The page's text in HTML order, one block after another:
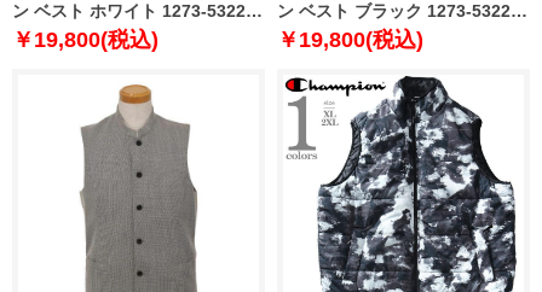
ン ベスト ホワイト 1273-5322-1
3L 4L 5L 6L
￥19,800(税込)
ン ベスト ブラック 1273-5322-2
3L 4L 5L 6L
￥19,800(税込)